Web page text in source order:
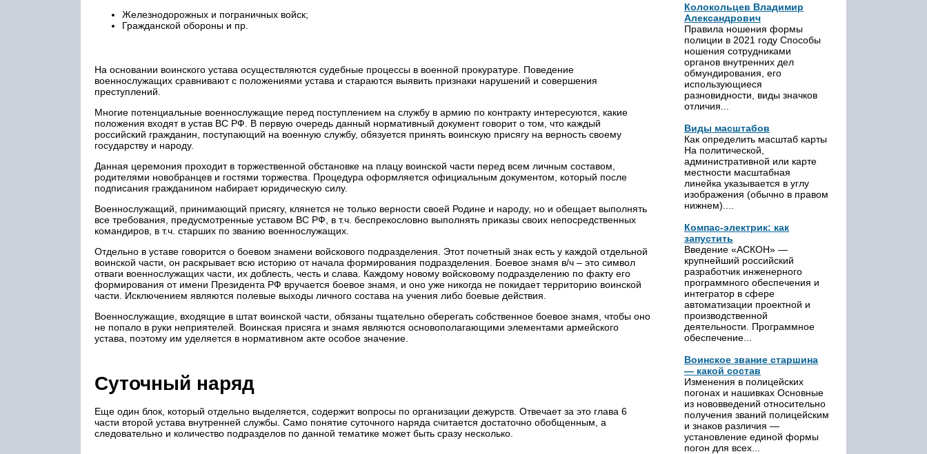
Железнодорожных и пограничных войск;
Гражданской обороны и пр.
На основании воинского устава осуществляются судебные процессы в военной прокуратуре. Поведение
военнослужащих сравнивают с положениями устава и стараются выявить признаки нарушений и совершения
преступлений.
Многие потенциальные военнослужащие перед поступлением на службу в армию по контракту интересуются, какие
положения входят в устав ВС РФ. В первую очередь данный нормативный документ говорит о том, что каждый
российский гражданин, поступающий на военную службу, обязуется принять воинскую присягу на верность своему
государству и народу.
Данная церемония проходит в торжественной обстановке на плацу воинской части перед всем личным составом,
родителями новобранцев и гостями торжества. Процедура оформляется официальным документом, который после
подписания гражданином набирает юридическую силу.
Военнослужащий, принимающий присягу, клянется не только верности своей Родине и народу, но и обещает выполнять
все требования, предусмотренные уставом ВС РФ, в т.ч. беспрекословно выполнять приказы своих непосредственных
командиров, в т.ч. старших по званию военнослужащих.
Отдельно в уставе говорится о боевом знамени войскового подразделения. Этот почетный знак есть у каждой отдельной
воинской части, он раскрывает всю историю от начала формирования подразделения. Боевое знамя в/ч – это символ
отваги военнослужащих части, их доблесть, честь и слава. Каждому новому войсковому подразделению по факту его
формирования от имени Президента РФ вручается боевое знамя, и оно уже никогда не покидает территорию воинской
части. Исключением являются полевые выходы личного состава на учения либо боевые действия.
Военнослужащие, входящие в штат воинской части, обязаны тщательно оберегать собственное боевое знамя, чтобы оно
не попало в руки неприятелей. Воинская присяга и знамя являются основополагающими элементами армейского
устава, поэтому им уделяется в нормативном акте особое значение.
Суточный наряд
Еще один блок, который отдельно выделяется, содержит вопросы по организации дежурств. Отвечает за это глава 6
части второй устава внутренней службы. Само понятие суточного наряда считается достаточно обобщенным, а
следовательно и количество подразделов по данной тематике может быть сразу несколько.
Колокольцев Владимир
Александрович
Правила ношения формы
полиции в 2021 году Способы
ношения сотрудниками
органов внутренних дел
обмундирования, его
использующиеся
разновидности, виды значков
отличия...
Виды масштабов
Как определить масштаб карты
На политической,
административной или карте
местности масштабная
линейка указывается в углу
изображения (обычно в правом
нижнем)....
Компас-электрик: как
запустить
Введение «АСКОН» —
крупнейший российский
разработчик инженерного
программного обеспечения и
интегратор в сфере
автоматизации проектной и
производственной
деятельности. Программное
обеспечение...
Воинское звание старшина
— какой состав
Изменения в полицейских
погонах и нашивках Основные
из нововведений относительно
получения званий полицейским
и знаков различия —
установление единой формы
погон для всех...